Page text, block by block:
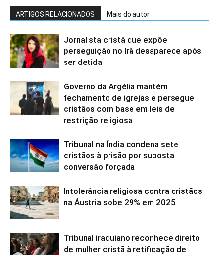
ARTIGOS RELACIONADOS Mais do autor
Jornalista cristã que expõe
perseguição no Irã desaparece após
ser detida
Governo da Argélia mantém
fechamento de igrejas e persegue
cristãos com base em leis de
restrição religiosa
Tribunal na Índia condena sete
cristãos à prisão por suposta
conversão forçada
Intolerância religiosa contra cristãos
na Áustria sobe 29% em 2025
Tribunal iraquiano reconhece direito
de mulher cristã à retificação de